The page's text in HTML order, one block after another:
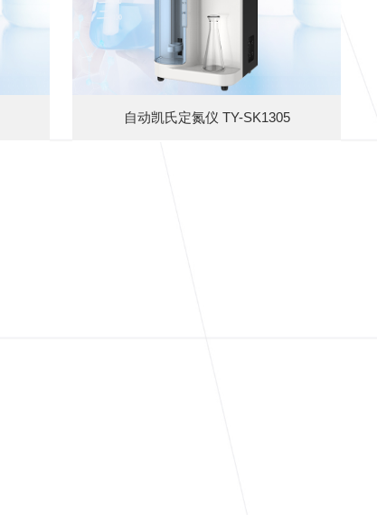
自动凯氏定氮仪 TY-SK1305